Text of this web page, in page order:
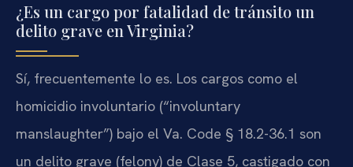
¿Es un cargo por fatalidad de tránsito un
delito grave en Virginia?
Sí, frecuentemente lo es. Los cargos como el
homicidio involuntario (“involuntary
manslaughter”) bajo el Va. Code § 18.2-36.1 son
un delito grave (felony) de Clase 5, castigado con